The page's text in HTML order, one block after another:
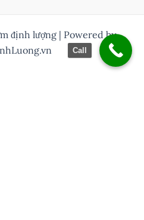
định lượng | Powered by
Call